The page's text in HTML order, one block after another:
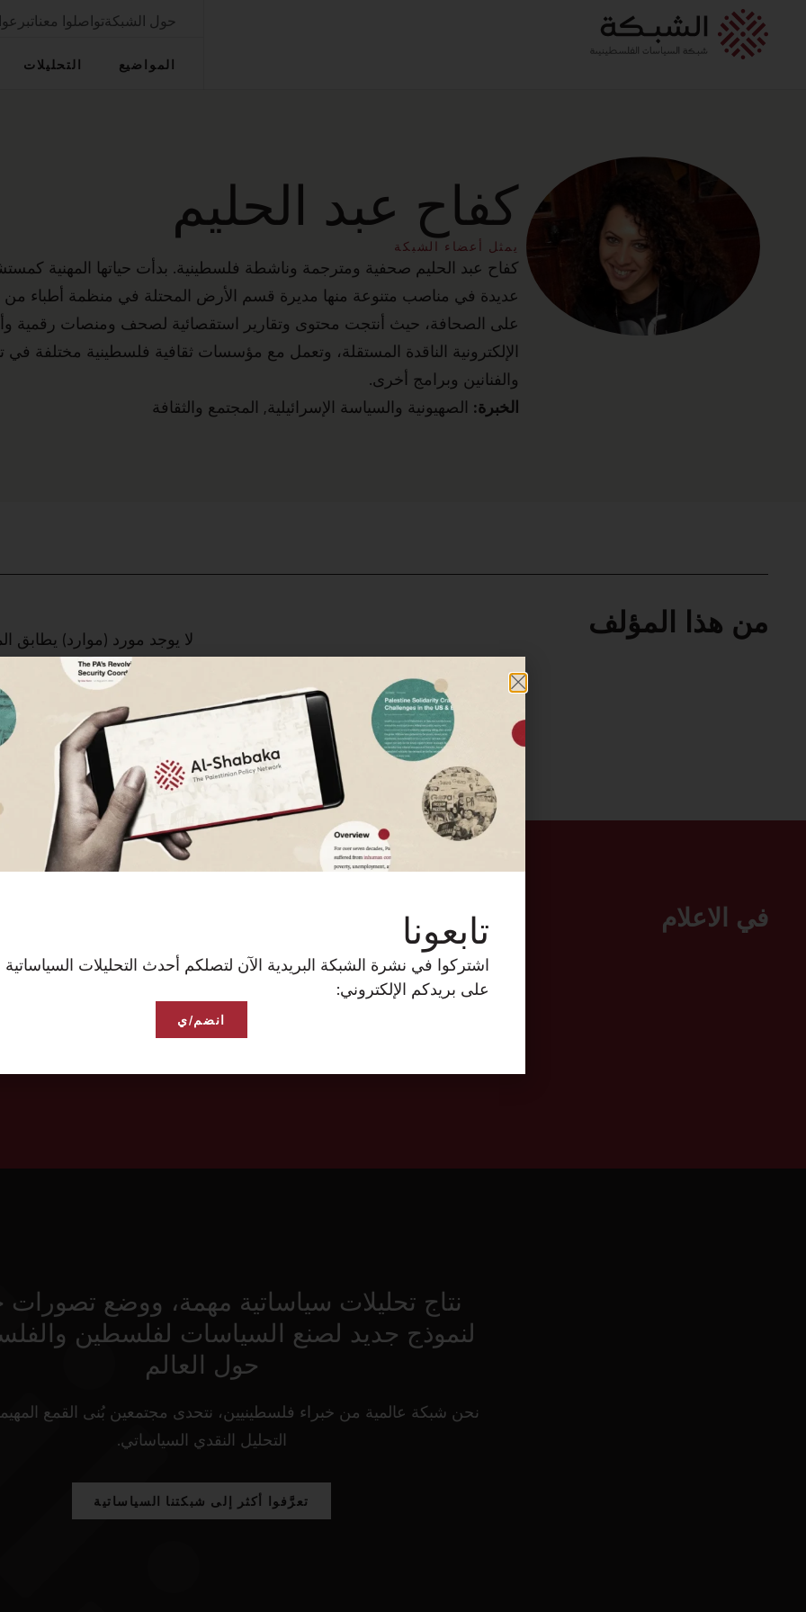
حول الشبكةتواصلوا معناتبرعوا
المواضيع التحليلات
كفاح عبد الحليم
يمثل أعضاء الشبكة
كفاح عبد الحليم صحفية ومترجمة وناشطة فلسطينية. بدأت حياتها المهنية
عديدة في مناصب متنوعة منها مديرة قسم الأرض المحتلة في منظمة أطباء
على الصحافة، حيث أنتجت محتوى وتقارير استقصائية لصحف ومنصات رقمية
الإلكترونية الناقدة المستقلة، وتعمل مع مؤسسات ثقافية فلسطينية مختلفة
والفنانين وبرامج أخرى.
الخبرة: الصهيونية والسياسة الإسرائيلية, المجتمع والثقافة
من هذا المؤلف لا يوجد مورد (موارد) يطابق
في الاعلام
لا توجد وسائط (وسائط) تطابق
نتاج تحليلات سياساتية مهمة، ووضع تصورات
لنموذج جديد لصنع السياسات لفلسطين
حول العالم
نحن شبكة عالمية من خبراء فلسطينيين، نتحدى مجتمعين بُنى القمع
التحليل النقدي السياساتي.
تعرَّفوا أكثر إلى شبكتنا السياساتية
تابعونا
اشتركوا في نشرة الشبكة البريدية الآن لتصلكم أحدث التحليلات السياساتية
على بريدكم الإلكتروني:
انضم/ي